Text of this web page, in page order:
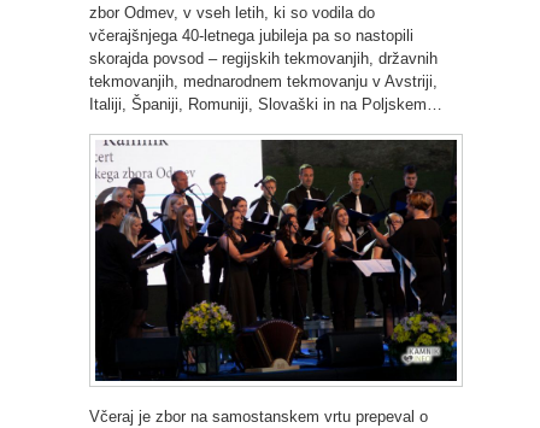
zbor Odmev, v vseh letih, ki so vodila do
včerajšnjega 40-letnega jubileja pa so nastopili
skorajda povsod – regijskih tekmovanjih, državnih
tekmovanjih, mednarodnem tekmovanju v Avstriji,
Italiji, Španiji, Romuniji, Slovaški in na Poljskem…
Včeraj je zbor na samostanskem vrtu prepeval o